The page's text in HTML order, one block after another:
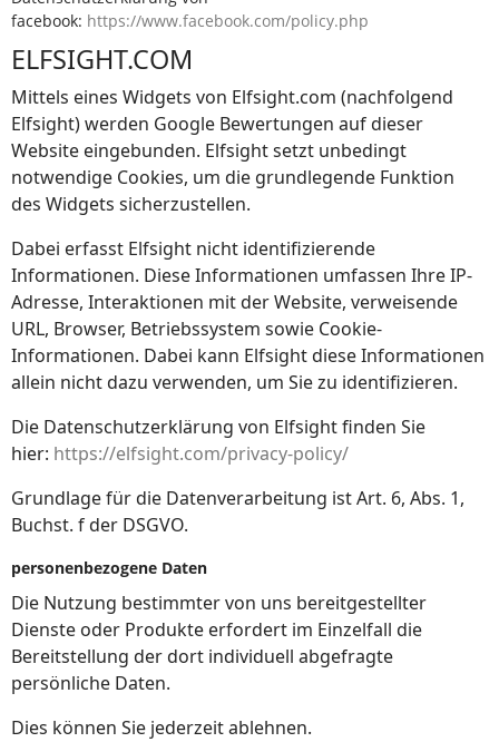
facebook: https://www.facebook.com/policy.php
ELFSIGHT.COM
Mittels eines Widgets von Elfsight.com (nachfolgend
Elfsight) werden Google Bewertungen auf dieser
Website eingebunden. Elfsight setzt unbedingt
notwendige Cookies, um die grundlegende Funktion
des Widgets sicherzustellen.
Dabei erfasst Elfsight nicht identifizierende
Informationen. Diese Informationen umfassen Ihre IP-
Adresse, Interaktionen mit der Website, verweisende
URL, Browser, Betriebssystem sowie Cookie-
Informationen. Dabei kann Elfsight diese Informationen
allein nicht dazu verwenden, um Sie zu identifizieren.
Die Datenschutzerklärung von Elfsight finden Sie
hier: https://elfsight.com/privacy-policy/
Grundlage für die Datenverarbeitung ist Art. 6, Abs. 1,
Buchst. f der DSGVO.
personenbezogene Daten
Die Nutzung bestimmter von uns bereitgestellter
Dienste oder Produkte erfordert im Einzelfall die
Bereitstellung der dort individuell abgefragte
persönliche Daten.
Dies können Sie jederzeit ablehnen.